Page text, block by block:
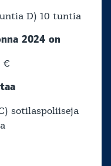
D) 10 tuntia
2024 on
€
sotilaspoliiseja